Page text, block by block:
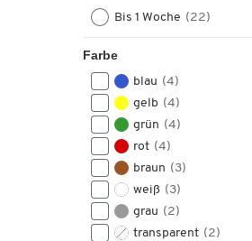
Bis 1 Woche (22)
Farbe
blau (4)
gelb (4)
grün (4)
rot (4)
braun (3)
weiß (3)
grau (2)
transparent (2)